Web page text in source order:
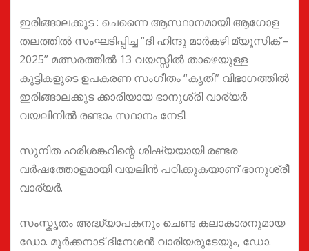
ഇരിങ്ങാലക്കുട : ചെന്നൈ ആസ്ഥാനമായി ആഗോള
തലത്തിൽ സംഘടിപ്പിച്ച “ദി ഹിന്ദു മാർകഴി മ്യൂസിക് –
2025” മത്സരത്തിൽ 13 വയസ്സിൽ താഴെയുള്ള
കുട്ടികളുടെ ഉപകരണ സംഗീതം “കൃതി” വിഭാഗത്തിൽ
ഇരിങ്ങാലക്കുട ക്കാരിയായ ഭാനുശ്രീ വാര്യർ
വയലിനിൽ രണ്ടാം സ്ഥാനം നേടി.
സുനിത ഹരിശങ്കറിന്റെ ശിഷ്യയായി രണ്ടര
വർഷത്തോളമായി വയലിൻ പഠിക്കുകയാണ് ഭാനുശ്രീ
വാര്യർ.
സംസ്കൃതം അദ്ധ്യാപകനും ചെണ്ട കലാകാരനുമായ
ഡോ. മൂർക്കനാട് ദിനേശൻ വാരിയരുടേയും, ഡോ.